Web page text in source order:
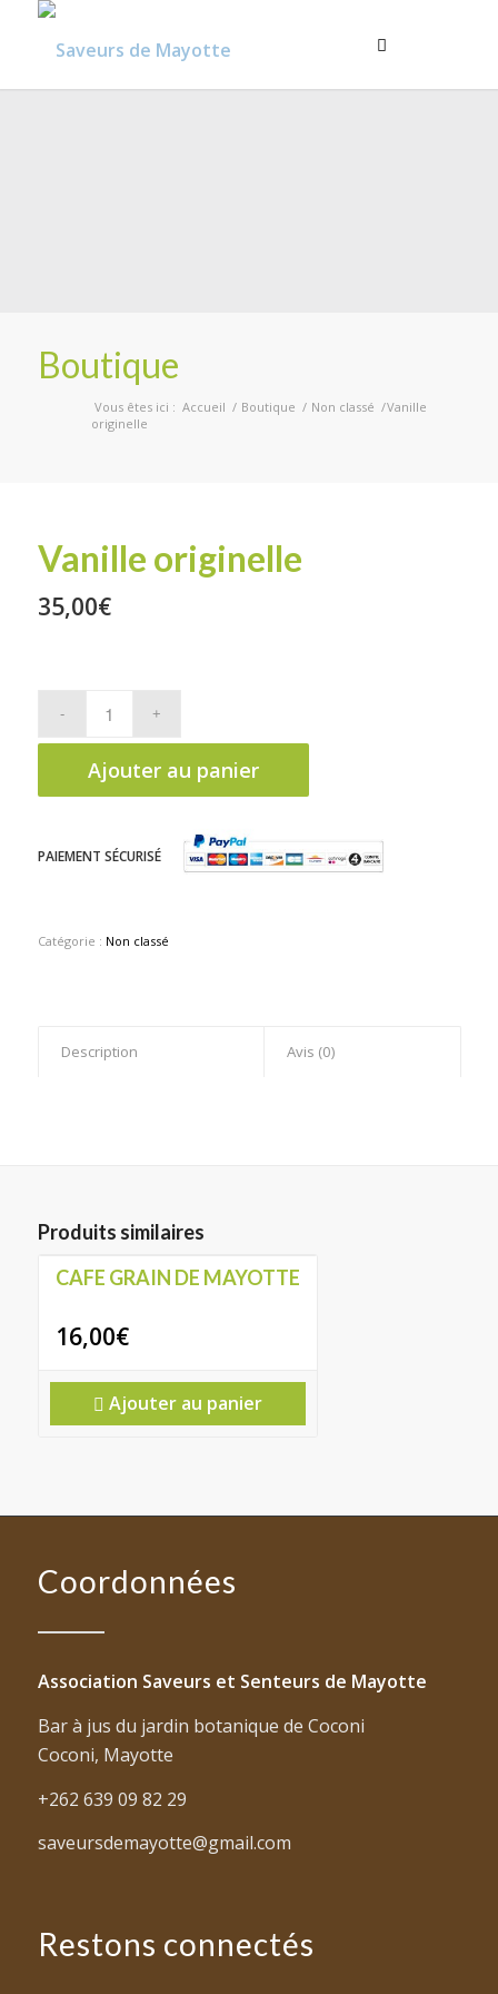
Boutique
Vous êtes ici : Accueil / Boutique / Non classé /Vanille
originelle
Vanille originelle
35,00€
Ajouter au panier
PAIEMENT SÉCURISÉ
Catégorie : Non classé
Description Avis (0)
Produits similaires
CAFE GRAIN DE MAYOTTE
16,00€
Ajouter au panier
Coordonnées
Association Saveurs et Senteurs de Mayotte
Bar à jus du jardin botanique de Coconi
Coconi, Mayotte
+262 639 09 82 29
saveursdemayotte@gmail.com
Restons connectés